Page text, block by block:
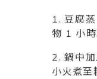
1. 豆腐
物 1 小
2. 鍋中
小火煮至